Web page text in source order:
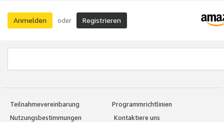
Anmelden oder Registrieren
Teilnahmevereinbarung
Programmrichtlinien
Nutzungsbestimmungen
Kontaktiere uns